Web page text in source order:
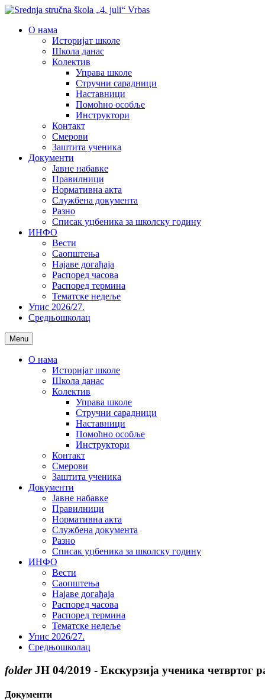
О нама
Историјат школе
Школа данас
Колектив
Управа школе
Стручни сарадници
Наставници
Помоћно особље
Инструктори
Контакт
Смерови
Заштита ученика
Документи
Јавне набавке
Правилници
Нормативна акта
Службена документа
Разно
Списак уџбеника за школску годину
ИНФО
Вести
Саопштења
Најаве догађаја
Распоред часова
Распоред термина
Тематске недеље
Упис 2026/27.
Средњошколац
Menu
О нама
Историјат школе
Школа данас
Колектив
Управа школе
Стручни сарадници
Наставници
Помоћно особље
Инструктори
Контакт
Смерови
Заштита ученика
Документи
Јавне набавке
Правилници
Нормативна акта
Службена документа
Разно
Списак уџбеника за школску годину
ИНФО
Вести
Саопштења
Најаве догађаја
Распоред часова
Распоред термина
Тематске недеље
Упис 2026/27.
Средњошколац
folder ЈН 04/2019 - Екскурзија ученика четвртог
Документи